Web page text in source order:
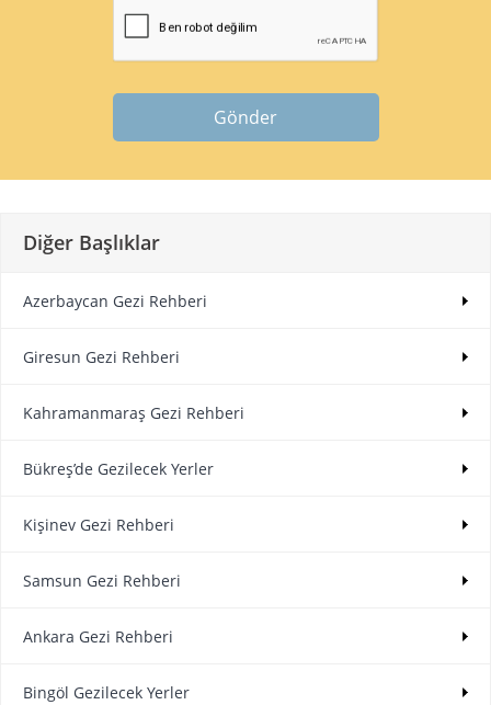
Gönder
Diğer Başlıklar
Azerbaycan Gezi Rehberi
Giresun Gezi Rehberi
Kahramanmaraş Gezi Rehberi
Bükreş’de Gezilecek Yerler
Kişinev Gezi Rehberi
Samsun Gezi Rehberi
Ankara Gezi Rehberi
Bingöl Gezilecek Yerler